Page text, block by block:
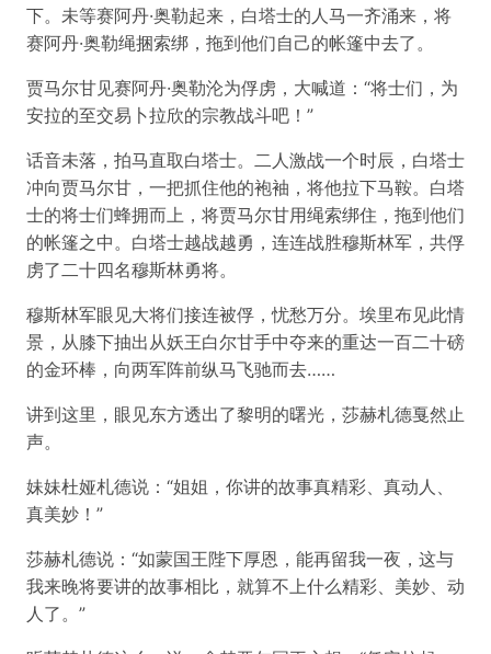
下。未等赛阿丹·奥勒起来，白塔士的人马一齐涌来，将
赛阿丹·奥勒绳捆索绑，拖到他们自己的帐篷中去了。
贾马尔甘见赛阿丹·奥勒沦为俘虏，大喊道：“将士们，为
安拉的至交易卜拉欣的宗教战斗吧！”
话音未落，拍马直取白塔士。二人激战一个时辰，白塔士
冲向贾马尔甘，一把抓住他的袍袖，将他拉下马鞍。白塔
士的将士们蜂拥而上，将贾马尔甘用绳索绑住，拖到他们
的帐篷之中。白塔士越战越勇，连连战胜穆斯林军，共俘
虏了二十四名穆斯林勇将。
穆斯林军眼见大将们接连被俘，忧愁万分。埃里布见此情
景，从膝下抽出从妖王白尔甘手中夺来的重达一百二十磅
的金环棒，向两军阵前纵马飞驰而去……
讲到这里，眼见东方透出了黎明的曙光，莎赫札德戛然止
声。
妹妹杜娅札德说：“姐姐，你讲的故事真精彩、真动人、
真美妙！”
莎赫札德说：“如蒙国王陛下厚恩，能再留我一夜，这与
我来晚将要讲的故事相比，就算不上什么精彩、美妙、动
人了。”